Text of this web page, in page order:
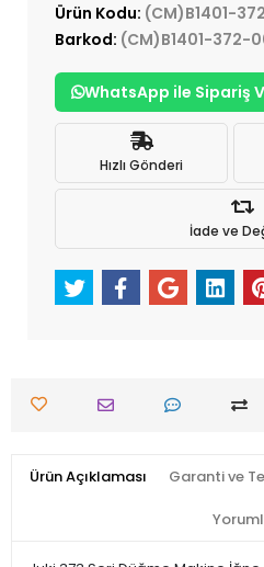
Ürün Kodu: (CM)B1401-
Barkod: (CM)B1401-372-
WhatsApp ile Sipariş
Hızlı Gönderi
İade ve
Ürün Açıklaması Garanti ve